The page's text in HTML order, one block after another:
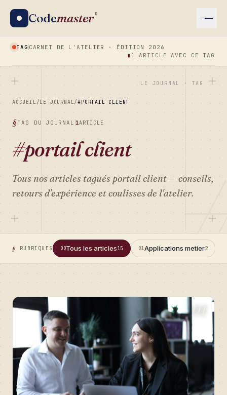
Codemaster®
TAG CARNET DE L'ATELIER · ÉDITION 2026
▮ 1 ARTICLE AVEC CE TAG
LE JOURNAL · TAG
ACCUEIL/LE JOURNAL/#PORTAIL CLIENT
TAG DU JOURNAL 1ARTICLE
#portail client
Tous nos articles tagués portail client— conseils,
retours d'expérience et coulisses de l'atelier.
RUBRIQUES 00Tous les articles15 01Applications metier2
01